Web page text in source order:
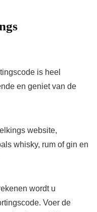
is heel
en geniet van de
website,
whisky, rum of gin en
wordt u
Voer de